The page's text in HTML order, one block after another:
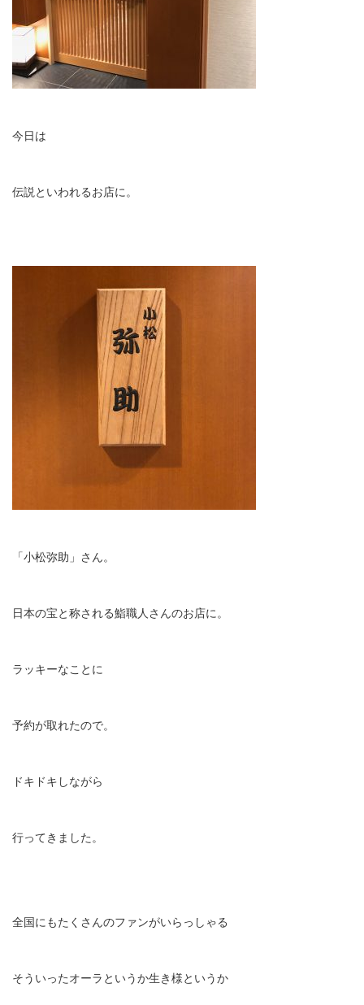
今日は
伝説といわれるお店に。
「小松弥助」さん。
日本の宝と称される鮨職人さんのお店に。
ラッキーなことに
予約が取れたので。
ドキドキしながら
行ってきました。
全国にもたくさんのファンがいらっしゃる
そういったオーラというか生き様というか